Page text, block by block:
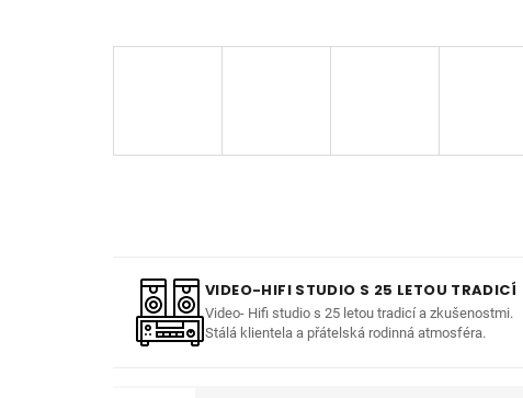
VIDEO-HIFI STUDIO S 25 LETOU TRADICÍ
Video- Hifi studio s 25 letou tradicí a zkušenostmi.
Stálá klientela a přátelská rodinná atmosféra.